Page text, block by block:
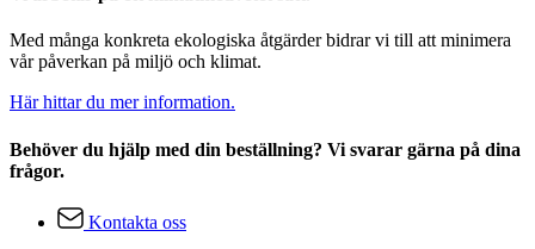
Med många konkreta ekologiska åtgärder bidrar vi till att minimera
vår påverkan på miljö och klimat.
Här hittar du mer information.
Behöver du hjälp med din beställning? Vi svarar gärna på dina
frågor.
Kontakta oss